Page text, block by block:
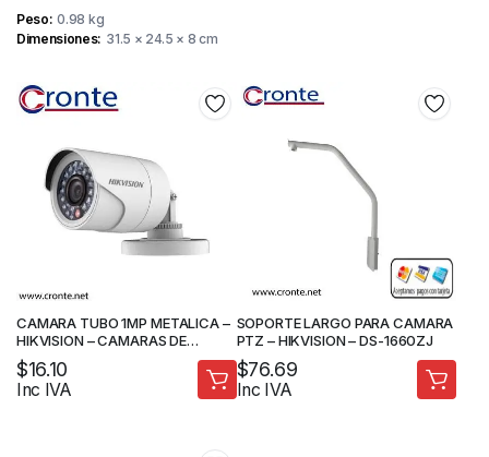
Peso 0.98 kg
Dimensiones 31.5 × 24.5 × 8 cm
CAMARA TUBO 1MP METALICA –
HIKVISION – CAMARAS DE
SEGURIDAD
$16.10
Inc IVA
SOPORTE LARGO PARA CAMARA
PTZ – HIKVISION – DS-1660ZJ
$76.69
Inc IVA